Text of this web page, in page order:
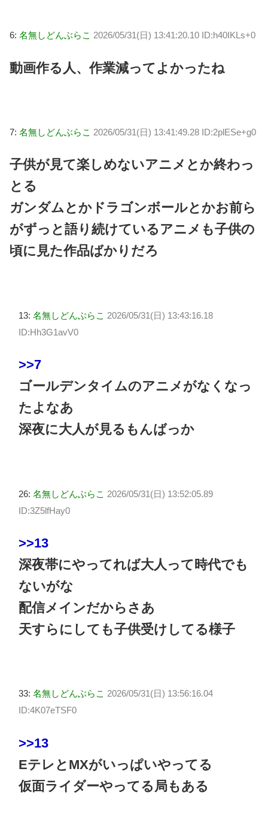
6: 名無しどんぶらこ 2026/05/31(日) 13:41:20.10 ID:h40IKLs+0
動画作る人、作業減ってよかったね
7: 名無しどんぶらこ 2026/05/31(日) 13:41:49.28 ID:2plESe+g0
子供が見て楽しめないアニメとか終わっ
とる
ガンダムとかドラゴンボールとかお前ら
がずっと語り続けているアニメも子供の
頃に見た作品ばかりだろ
13: 名無しどんぶらこ 2026/05/31(日) 13:43:16.18
ID:Hh3G1avV0
>>7
ゴールデンタイムのアニメがなくなっ
たよなあ
深夜に大人が見るもんばっか
26: 名無しどんぶらこ 2026/05/31(日) 13:52:05.89
ID:3Z5lfHay0
>>13
深夜帯にやってれば大人って時代でも
ないがな
配信メインだからさあ
天すらにしても子供受けしてる様子
33: 名無しどんぶらこ 2026/05/31(日) 13:56:16.04
ID:4K07eTSF0
>>13
EテレとMXがいっぱいやってる
仮面ライダーやってる局もある